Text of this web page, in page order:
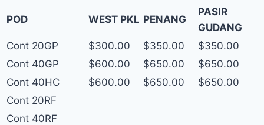
POD WEST PKL PENANG
PASIR
GUDANG
Cont 20GP
$300.00 $350.00
$350.00
Cont 40GP
$600.00 $650.00
$650.00
Cont 40HC
$600.00 $650.00
$650.00
Cont 20RF
Cont 40RF